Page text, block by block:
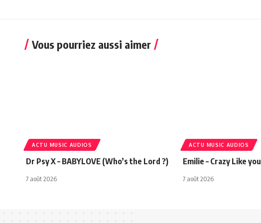
Vous pourriez aussi aimer
ACTU MUSIC AUDIOS
Dr Psy X – BABYLOVE (Who’s the Lord ?)
7 août 2026
ACTU MUSIC AUDIOS
Emilie – Crazy Like you
7 août 2026